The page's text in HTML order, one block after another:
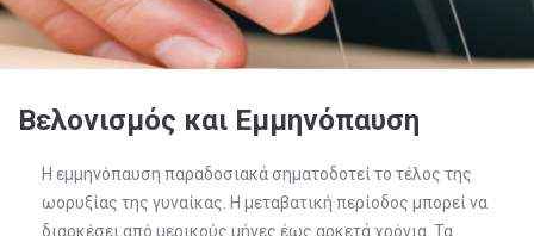
Βελονισμός και Εμμηνόπαυση
Η εμμηνόπαυση παραδοσιακά σηματοδοτεί το τέλος της
ωορυξίας της γυναίκας. Η μεταβατική περίοδος μπορεί να
διαρκέσει από μερικούς μήνες έως αρκετά χρόνια. Τα